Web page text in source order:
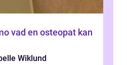
kan
Wiklund